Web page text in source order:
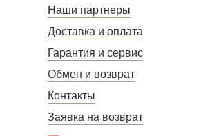
Наши партнеры
Доставка и оплата
Гарантия и сервис
Обмен и возврат
Контакты
Заявка на возврат